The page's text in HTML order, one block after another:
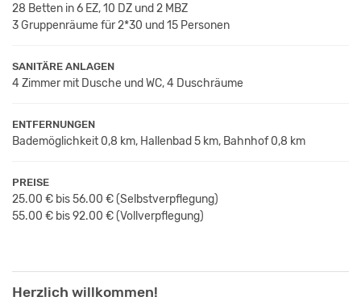
28 Betten in 6 EZ, 10 DZ und 2 MBZ
3 Gruppenräume für 2*30 und 15 Personen
SANITÄRE ANLAGEN
4 Zimmer mit Dusche und WC, 4 Duschräume
ENTFERNUNGEN
Bademöglichkeit 0,8 km, Hallenbad 5 km, Bahnhof 0,8 km
PREISE
25.00 € bis 56.00 €(Selbstverpflegung)
55.00 € bis 92.00 €(Vollverpflegung)
Herzlich willkommen!